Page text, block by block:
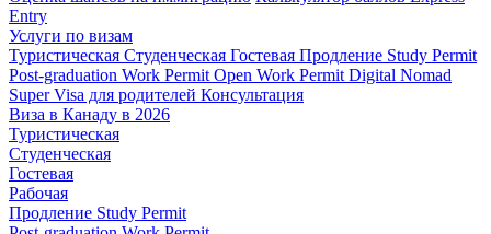
Entry
Услуги по визам
Туристическая Студенческая Гостевая Продление Study Permit
Post-graduation Work Permit Open Work Permit Digital Nomad
Super Visa для родителей Консультация
Виза в Канаду в 2026
Туристическая
Студенческая
Гостевая
Рабочая
Продление Study Permit